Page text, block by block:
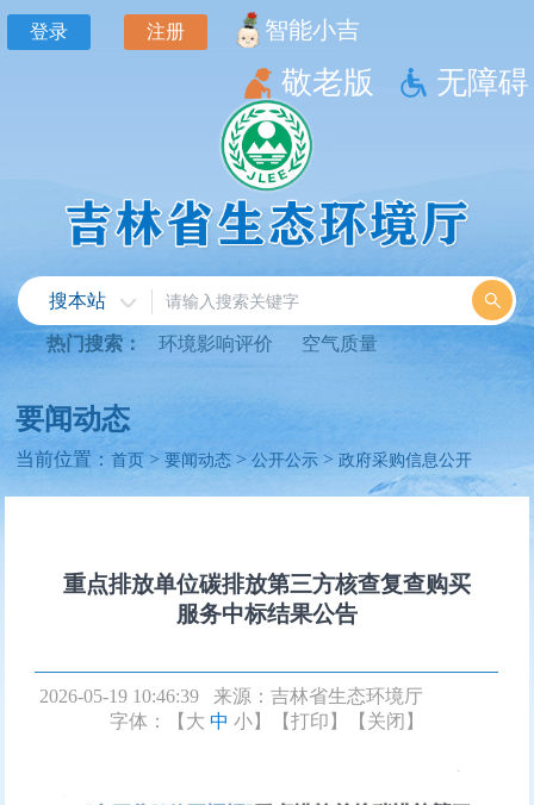
登录 注册 智能小吉
敬老版 无障碍
搜本站
热门搜索： 环境影响评价 空气质量
要闻动态
当前位置：首页>要闻动态 >公开公示 >政府采购信息公开
重点排放单位碳排放第三方核查复查购买
服务中标结果公告
2026-05-19 10:46:39 来源：吉林省生态环境厅
字体：【 大 中 小】 【打印】 【关闭】